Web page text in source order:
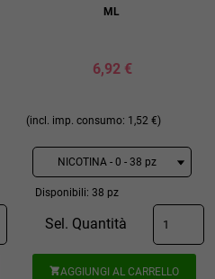
ML
6,92 €
(incl. imp. consumo: 1,52 €)
Disponibili: 38 pz
Sel. Quantità
AGGIUNGI AL CARRELLO